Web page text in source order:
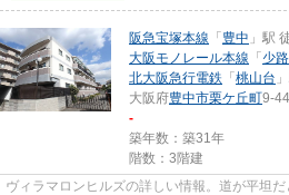
阪急宝塚本線 「 豊中 」駅
大阪モノレール本線 「 少路
北大阪急行電鉄 「 桃山台
大阪府豊中市栗ケ丘町9-44
-
築年数：築31年
階数：3階建
ヴィラマロンヒルズの詳しい情報。道が平坦